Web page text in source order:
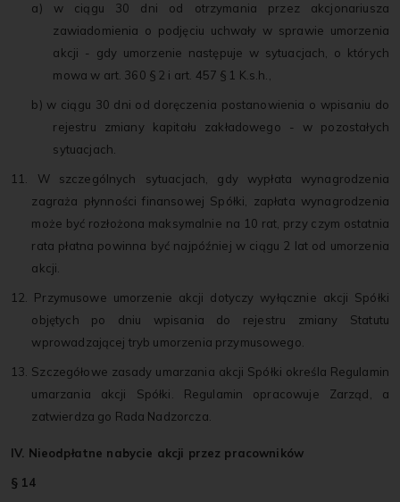
a) w ciągu 30 dni od otrzymania przez akcjonariusza
zawiadomienia o podjęciu uchwały w sprawie umorzenia
akcji - gdy umorzenie następuje w sytuacjach, o których
mowa w art. 360 § 2 i art. 457 § 1 K.s.h.,
b) w ciągu 30 dni od doręczenia postanowienia o wpisaniu do
rejestru zmiany kapitału zakładowego - w pozostałych
sytuacjach.
11. W szczególnych sytuacjach, gdy wypłata wynagrodzenia
zagraża płynności finansowej Spółki, zapłata wynagrodzenia
może być rozłożona maksymalnie na 10 rat, przy czym ostatnia
rata płatna powinna być najpóźniej w ciągu 2 lat od umorzenia
akcji.
12. Przymusowe umorzenie akcji dotyczy wyłącznie akcji Spółki
objętych po dniu wpisania do rejestru zmiany Statutu
wprowadzającej tryb umorzenia przymusowego.
13. Szczegółowe zasady umarzania akcji Spółki określa Regulamin
umarzania akcji Spółki. Regulamin opracowuje Zarząd, a
zatwierdza go Rada Nadzorcza.
IV. Nieodpłatne nabycie akcji przez pracowników
§ 14